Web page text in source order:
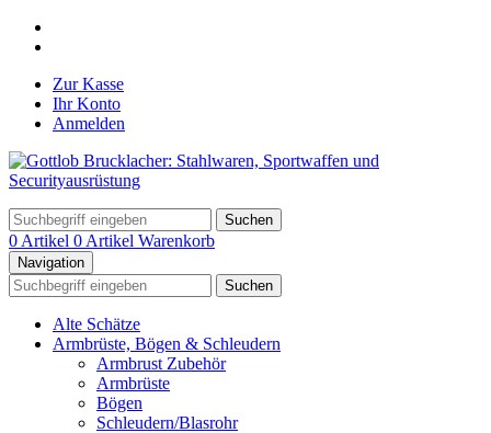
Zur Kasse
Ihr Konto
Anmelden
Suchen
0 Artikel 0 Artikel Warenkorb
Navigation
Suchen
Alte Schätze
Armbrüste, Bögen & Schleudern
Armbrust Zubehör
Armbrüste
Bögen
Schleudern/Blasrohr